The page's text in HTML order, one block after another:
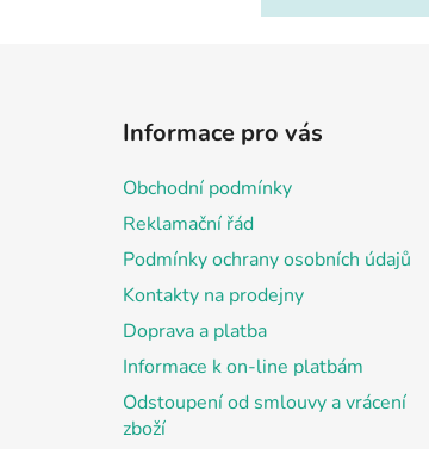
Informace pro vás
Obchodní podmínky
Reklamační řád
Podmínky ochrany osobních údajů
Kontakty na prodejny
Doprava a platba
Informace k on-line platbám
Odstoupení od smlouvy a vrácení
zboží